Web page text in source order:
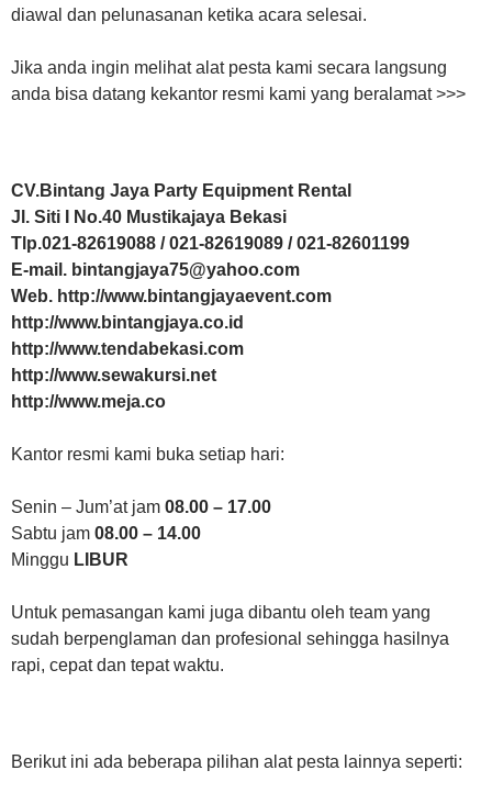
diawal dan pelunasanan ketika acara selesai.
Jika anda ingin melihat alat pesta kami secara langsung
anda bisa datang kekantor resmi kami yang beralamat >>>
CV.Bintang Jaya Party Equipment Rental
Jl. Siti I No.40 Mustikajaya Bekasi
Tlp.021-82619088 / 021-82619089 / 021-82601199
E-mail. bintangjaya75@yahoo.com
Web. http://www.bintangjayaevent.com
http://www.bintangjaya.co.id
http://www.tendabekasi.com
http://www.sewakursi.net
http://www.meja.co
Kantor resmi kami buka setiap hari:
Senin – Jum’at jam 08.00 – 17.00
Sabtu jam 08.00 – 14.00
Minggu LIBUR
Untuk pemasangan kami juga dibantu oleh team yang
sudah berpenglaman dan profesional sehingga hasilnya
rapi, cepat dan tepat waktu.
Berikut ini ada beberapa pilihan alat pesta lainnya seperti: